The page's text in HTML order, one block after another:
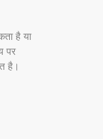
है या
पर
है।